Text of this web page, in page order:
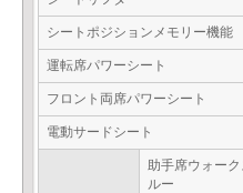
シートポジションメモリー機能
運転席パワーシート
フロント両席パワーシート
電動サードシート
助手席ウォーク
ルー